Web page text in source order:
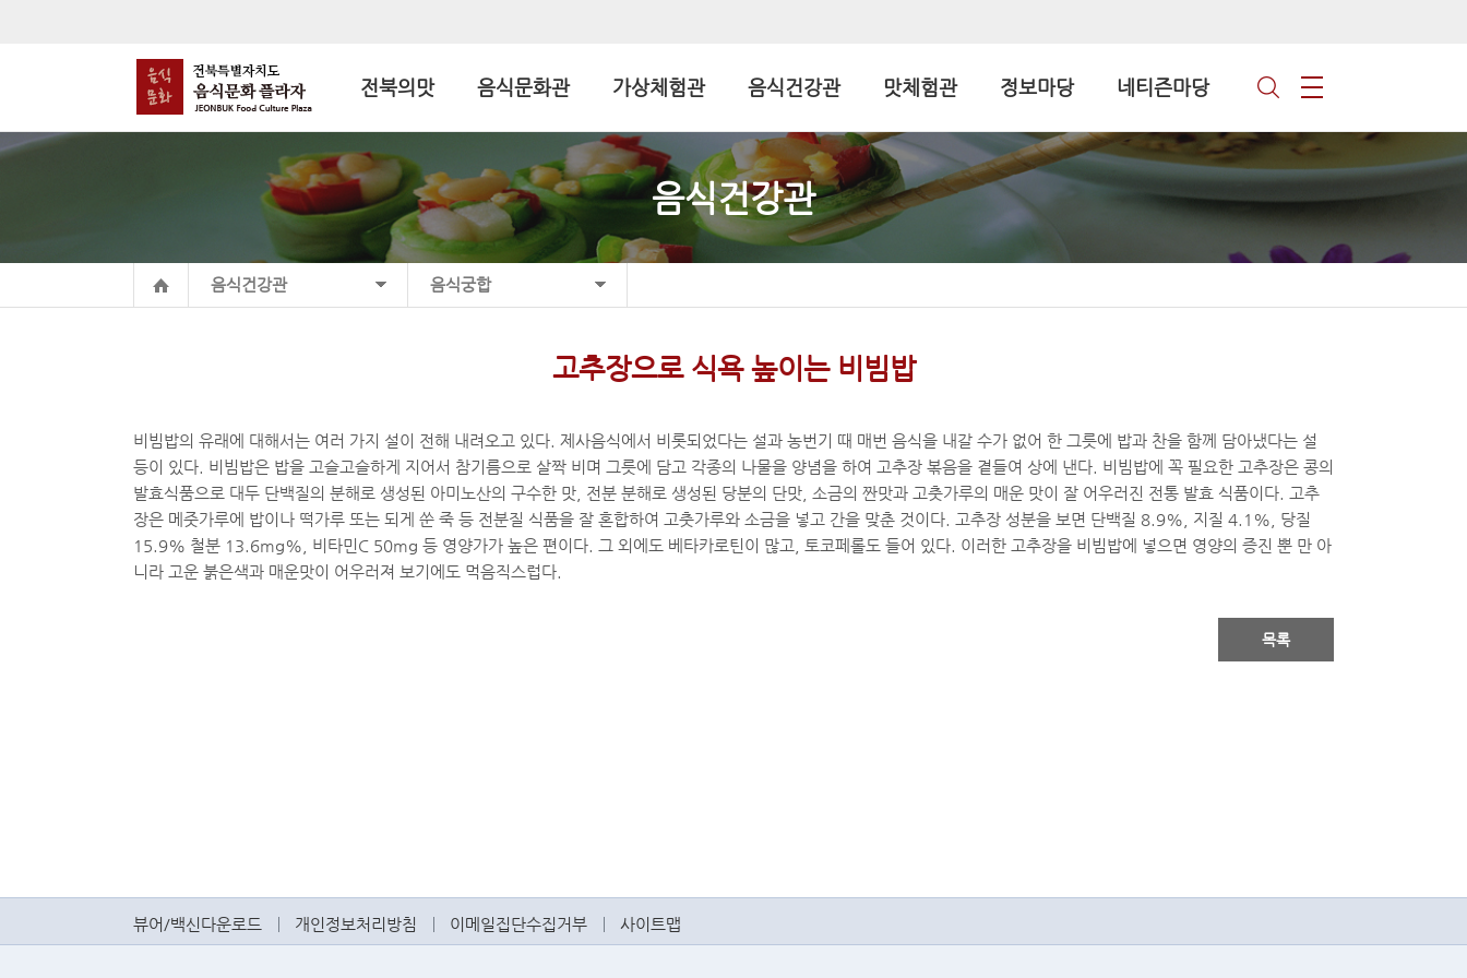
전북의맛 음식문화관 가상체험관 음식건강관 맛체험관 정보마당 네티즌마당
음식건강관
음식건강관 음식궁합
고추장으로 식욕 높이는 비빔밥
비빔밥의 유래에 대해서는 여러 가지 설이 전해 내려오고 있다. 제사음식에서 비롯되었다는 설과 농번기 때 매번 음식을 내갈 수가 없어 한 그릇에 밥과 찬을 함께 담아냈다는 설
등이 있다. 비빔밥은 밥을 고슬고슬하게 지어서 참기름으로 살짝 비며 그릇에 담고 각종의 나물을 양념을 하여 고추장 볶음을 곁들여 상에 낸다. 비빔밥에 꼭 필요한 고추장은 콩의
발효식품으로 대두 단백질의 분해로 생성된 아미노산의 구수한 맛, 전분 분해로 생성된 당분의 단맛, 소금의 짠맛과 고춧가루의 매운 맛이 잘 어우러진 전통 발효 식품이다. 고추
장은 메줏가루에 밥이나 떡가루 또는 되게 쑨 죽 등 전분질 식품을 잘 혼합하여 고춧가루와 소금을 넣고 간을 맞춘 것이다. 고추장 성분을 보면 단백질 8.9%, 지질 4.1%, 당질
15.9% 철분 13.6mg%, 비타민C 50mg 등 영양가가 높은 편이다. 그 외에도 베타카로틴이 많고, 토코페롤도 들어 있다. 이러한 고추장을 비빔밥에 넣으면 영양의 증진 뿐 만 아
니라 고운 붉은색과 매운맛이 어우러져 보기에도 먹음직스럽다.
목록
뷰어/백신다운로드 개인정보처리방침 이메일집단수집거부 사이트맵